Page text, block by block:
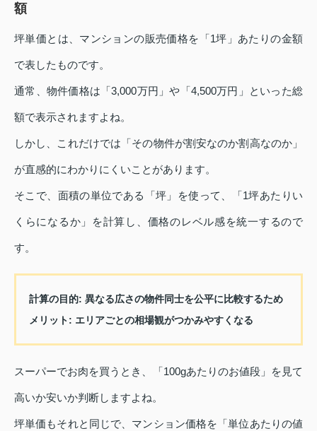
額
坪単価とは、マンションの販売価格を「1坪」あたりの金額
で表したものです。
通常、物件価格は「3,000万円」や「4,500万円」といった総
額で表示されますよね。
しかし、これだけでは「その物件が割安なのか割高なのか」
が直感的にわかりにくいことがあります。
そこで、面積の単位である「坪」を使って、「1坪あたりい
くらになるか」を計算し、価格のレベル感を統一するので
す。
計算の目的: 異なる広さの物件同士を公平に比較するため
メリット: エリアごとの相場観がつかみやすくなる
スーパーでお肉を買うとき、「100gあたりのお値段」を見て
高いか安いか判断しますよね。
坪単価もそれと同じで、マンション価格を「単位あたりの値